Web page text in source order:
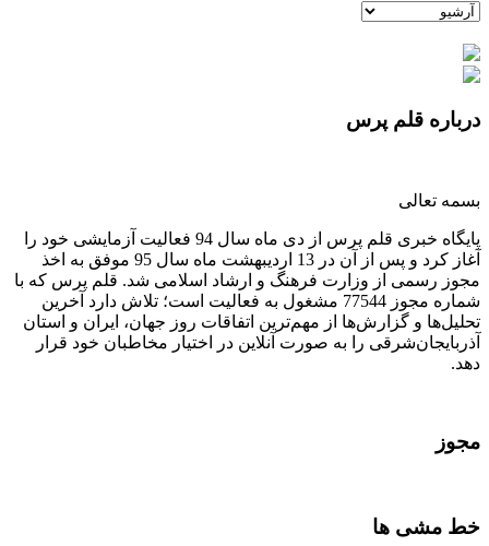
درباره قلم پرس
بسمه تعالی
پایگاه خبری قلم پرس از دی ماه سال 94 فعالیت آزمایشی خود را
آغاز کرد و پس از آن در 13 اردیبهشت ماه سال 95 موفق به اخذ
مجوز رسمی از وزارت فرهنگ و ارشاد اسلامی شد. قلم پرس که با
شماره مجوز 77544 مشغول به فعالیت است؛ تلاش دارد آخرین
تحلیل‌ها و گزارش‌ها از مهم‌ترین اتفاقات روز جهان، ایران و استان
آذربایجان‌شرقی را به صورت آنلاین در اختیار مخاطبان خود قرار
دهد.
مجوز
خط مشی ها